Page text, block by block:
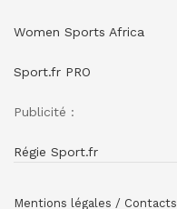
Women Sports Africa
Sport.fr PRO
Publicité :
Régie Sport.fr
Mentions légales / Contacts